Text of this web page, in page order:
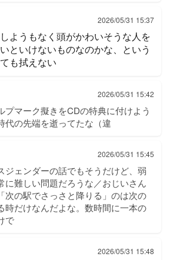
2026/05/31 15:37
ようもなく頭がかわいそうな人を
といけないものなのかな、という
も拭えない
2026/05/31 15:42
プマーク擬きをCDの特典に付けよう
代の先端を逝ってたな（違
2026/05/31 15:45
ジェンダーの話でもそうだけど、弱
に難しい問題だろうな／おじいさん
次の駅でさっさと降りる」のは次の
時だけなんだよな。数時間に一本の
で
2026/05/31 15:48